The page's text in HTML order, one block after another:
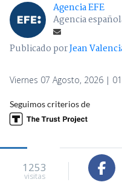
Agencia EFE
Agencia
Publicado porJean
Viernes 07 Agosto, 2026 |
Seguimos criterios de
1253
visitas